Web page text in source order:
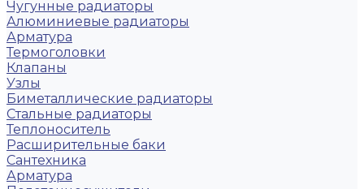
Чугунные радиаторы
Алюминиевые радиаторы
Арматура
Термоголовки
Клапаны
Узлы
Биметаллические радиаторы
Стальные радиаторы
Теплоноситель
Расширительные баки
Сантехника
Арматура